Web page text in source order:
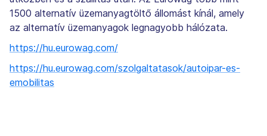
1500 alternatív üzemanyagtöltő állomást kínál, amely
az alternatív üzemanyagok legnagyobb hálózata.
https://hu.eurowag.com/
https://hu.eurowag.com/szolgaltatasok/autoipar-es-
emobilitas